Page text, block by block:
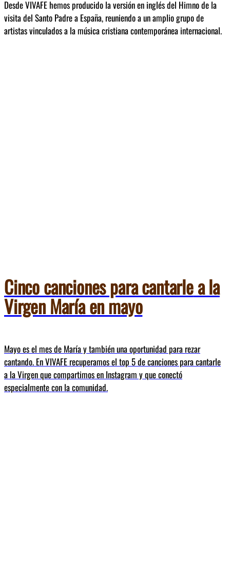
Desde VIVAFE hemos producido la versión en inglés del Himno de la
visita del Santo Padre a España, reuniendo a un amplio grupo de
artistas vinculados a la música cristiana contemporánea internacional.
Cinco canciones para cantarlea la
Virgen María en mayo
Mayo es el mes de María y también una oportunidad para rezar
cantando. En VIVAFE recuperamos el top 5 de canciones para cantarle
a la Virgen que compartimos en Instagram y que conectó
especialmente con la comunidad.